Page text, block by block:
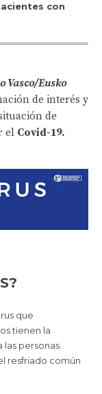
con
Vasco/Eusko
de interés y
de
el Covid-19.
que
tienen la
personas.
resfriado común